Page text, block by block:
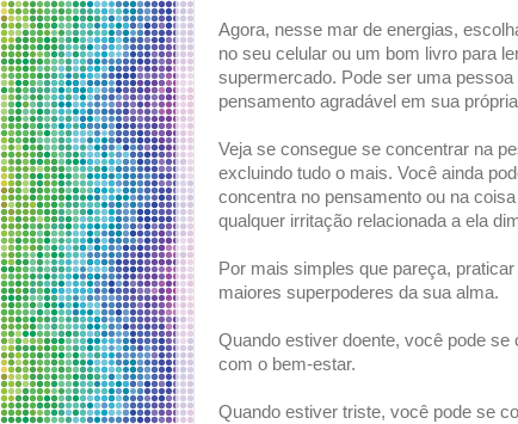
Agora, nesse mar de energias,
no seu celular ou um bom livro para
supermercado. Pode ser uma
pensamento agradável em sua
Veja se consegue se concentrar na
excluindo tudo o mais. Você ainda
concentra no pensamento ou na
qualquer irritação relacionada a ela
Por mais simples que pareça,
maiores superpoderes da sua alma.
Quando estiver doente, você pode
com o bem-estar.
Quando estiver triste, você pode se